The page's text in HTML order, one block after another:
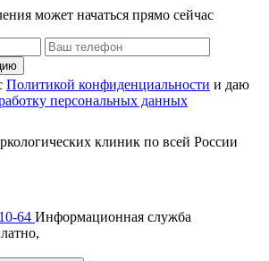
может начаться прямо сейчас
Политикой конфиденциальности и даю
персональных данных
клиник по всей России
64 Информационная служба